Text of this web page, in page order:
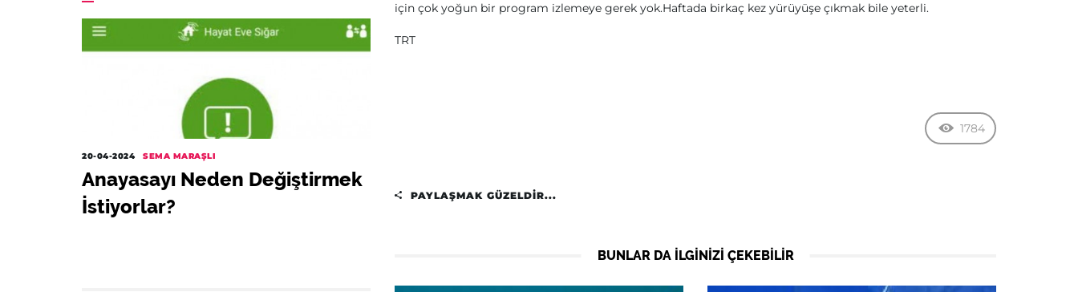
20-04-2024 SEMA MARAŞLI
Anayasayı Neden Değiştirmek
İstiyorlar?
için çok yoğun bir program izlemeye gerek yok.Haftada birkaç kez yürüyüşe çıkmak bile yeterli.
TRT
1784
PAYLAŞMAK GÜZELDIR...
BUNLAR DA ILGINIZI ÇEKEBILIR